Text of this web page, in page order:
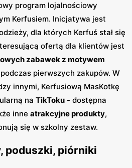
program lojalnościowy
Kerfusiem. Inicjatywa jest
dla których Kerfuś stał się
ofertą dla klientów jest
zabawek z motywem
pierwszych zakupów. W
innymi, Kerfusiową MasKotkę
na TikToku - dostępna
inne atrakcyjne produkty,
się w szkolny zestaw.
poduszki, piórniki